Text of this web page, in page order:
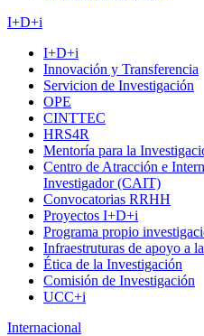
I+D+i
I+D+i
Innovación y Transferencia
Servicion de Investigación
OPE
CINTTEC
HRS4R
Mentoría para la
Centro de Atracción e
Investigador (CAIT)
Convocatorias RRHH
Proyectos I+D+i
Programa propio
Infraestruturas de apoyo a
Ética de la Investigación
Comisión de Investigación
UCC+i
Internacional